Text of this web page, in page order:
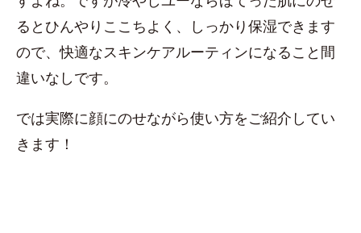
るとひんやりここちよく、しっかり保湿できます
ので、快適なスキンケアルーティンになること間
違いなしです。
では実際に顔にのせながら使い方をご紹介してい
きます！